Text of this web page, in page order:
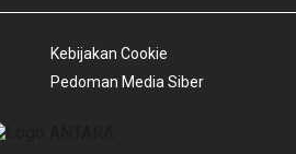
Kebijakan Cookie
Pedoman Media Siber